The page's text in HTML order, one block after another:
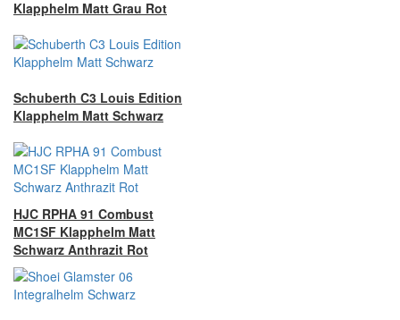
Klapphelm Matt Grau Rot
Schuberth C3 Louis Edition
Klapphelm Matt Schwarz
HJC RPHA 91 Combust
MC1SF Klapphelm Matt
Schwarz Anthrazit Rot